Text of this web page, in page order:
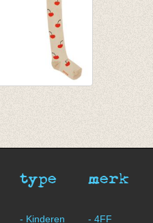
type
- Kinderen
merk
- 4FF